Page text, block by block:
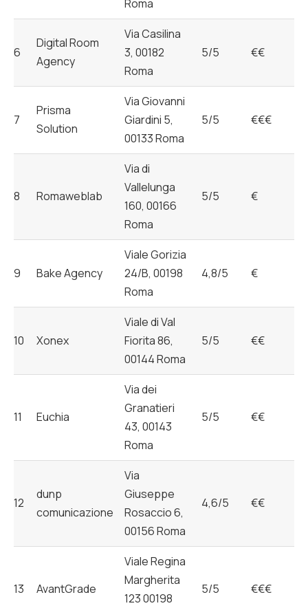
Roma
6
Digital Room
Agency
Via Casilina
3, 00182
Roma
5/5 €€
7
Prisma
Solution
Via Giovanni
Giardini 5,
00133 Roma
5/5 €€€
8 Romaweblab
Via di
Vallelunga
160, 00166
Roma
5/5 €
9 Bake Agency
Viale Gorizia
24/B, 00198
Roma
4,8/5 €
10 Xonex
Viale di Val
Fiorita 86,
00144 Roma
5/5 €€
11 Euchia
Via dei
Granatieri
43, 00143
Roma
5/5 €€
12
dunp
comunicazione
Via
Giuseppe
Rosaccio 6,
00156 Roma
4,6/5 €€
13 AvantGrade
Viale Regina
Margherita
123 00198
5/5 €€€